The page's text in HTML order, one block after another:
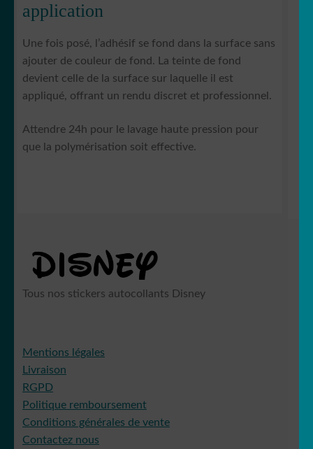
application
Une fois posé, l’adhésif se fond dans la surface sans
ajouter de couleur de fond. La teinte de fond
devient celle de la surface sur laquelle il est
appliqué, offrant un rendu discret et professionnel.
Attendre 24h pour le lavage haute pression pour
que la polymérisation soit effective.
Tous nos stickers autocollants Disney
Mentions légales
Livraison
RGPD
Politique remboursement
Conditions générales de vente
Contactez nous